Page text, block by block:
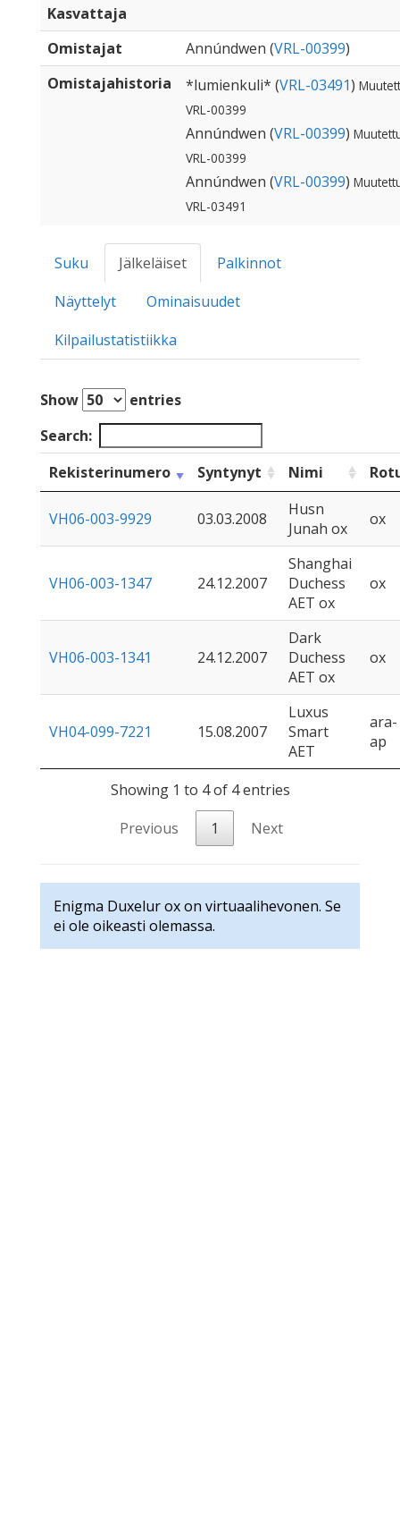
Kasvattaja
Omistajat
Annúndwen (VRL-00399)
Omistajahistoria
*lumienkuli* (VRL-03491)
VRL-00399
Annúndwen (VRL-00399)
VRL-00399
Annúndwen (VRL-00399)
VRL-03491
Suku Jälkeläiset
Palkinnot
Näyttelyt
Ominaisuudet
Kilpailustatistiikka
Show
entries
Search:
Rekisterinumero
Syntynyt Nimi
VH06-003-9929 03.03.2008
Husn
Junah ox
ox
VH06-003-1347 24.12.2007
Shanghai
Duchess
AET ox
ox
VH06-003-1341 24.12.2007
Dark
Duchess
AET ox
ox
VH04-099-7221 15.08.2007
Luxus
Smart
AET
ara-
ap
Showing 1 to 4 of 4 entries
Previous
1 Next
Enigma Duxelur ox on virtuaalihevonen. Se
ei ole oikeasti olemassa.